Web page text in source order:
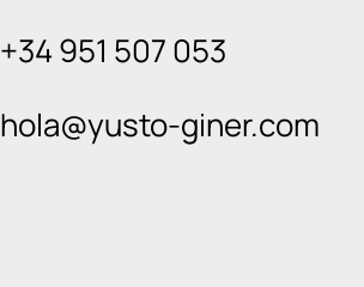
+34 951 507 053
hola@yusto-giner.com